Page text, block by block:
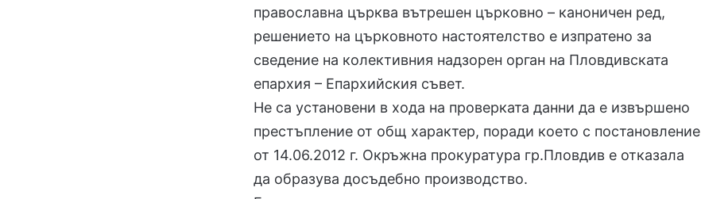
православна църква вътрешен църковно – каноничен ред,
решението на църковното настоятелство е изпратено за
сведение на колективния надзорен орган на Пловдивската
епархия – Епархийския съвет.
Не са установени в хода на проверката данни да е извършено
престъпление от общ характер, поради което с постановление
от 14.06.2012 г. Окръжна прокуратура гр.Пловдив е отказала
да образува досъдебно производство.